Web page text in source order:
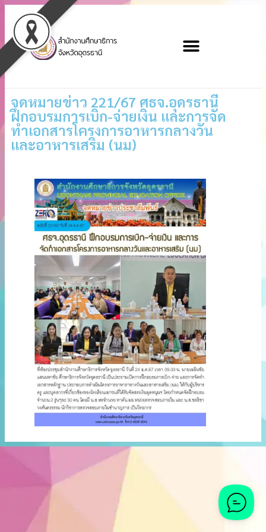
จดหมายข่าว 221/67 ศธจ.อุดรธานี
ฝึกอบรมการเบิก-จ่ายเงิน และการจัด
ทำเอกสารโครงการอาหารกลางวัน
และอาหารเสริม (นม)